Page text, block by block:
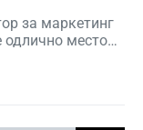
за маркетинг
одлично место…